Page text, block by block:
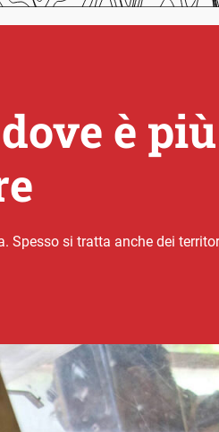
è più
Spesso si tratta anche dei